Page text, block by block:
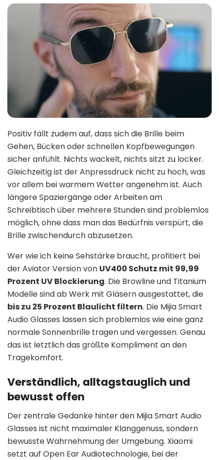
Positiv fällt zudem auf, dass sich die Brille beim
Gehen, Bücken oder schnellen Kopfbewegungen
sicher anfühlt. Nichts wackelt, nichts sitzt zu locker.
Gleichzeitig ist der Anpressdruck nicht zu hoch, was
vor allem bei warmem Wetter angenehm ist. Auch
längere Spaziergänge oder Arbeiten am
Schreibtisch über mehrere Stunden sind problemlos
möglich, ohne dass man das Bedürfnis verspürt, die
Brille zwischendurch abzusetzen.
Wer wie ich keine Sehstärke braucht, profitiert bei
der Aviator Version von UV400 Schutz mit 99,99
Prozent UV Blockierung. Die Browline und Titanium
Modelle sind ab Werk mit Gläsern ausgestattet, die
bis zu 25 Prozent Blaulicht filtern. Die Mijia Smart
Audio Glasses lassen sich problemlos wie eine ganz
normale Sonnenbrille tragen und vergessen. Genau
das ist letztlich das größte Kompliment an den
Tragekomfort.
Verständlich, alltagstauglich und
bewusst offen
Der zentrale Gedanke hinter den Mijia Smart Audio
Glasses ist nicht maximaler Klanggenuss, sondern
bewusste Wahrnehmung der Umgebung. Xiaomi
setzt auf Open Ear Audiotechnologie, bei der